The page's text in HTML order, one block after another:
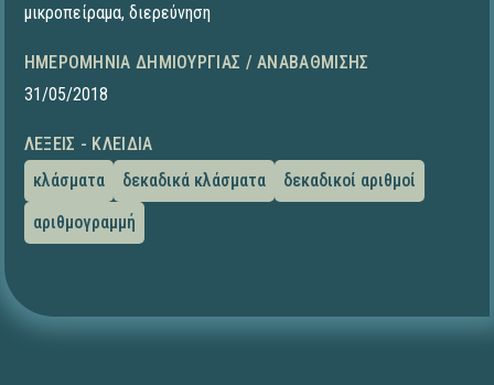
μικροπείραμα, διερεύνηση
ΗΜΕΡΟΜΗΝΊΑ ΔΗΜΙΟΥΡΓΊΑΣ / ΑΝΑΒΆΘΜΙΣΗΣ
31/05/2018
ΛΈΞΕΙΣ - ΚΛΕΙΔΙΆ
κλάσματα
δεκαδικά κλάσματα
δεκαδικοί αριθμοί
αριθμογραμμή